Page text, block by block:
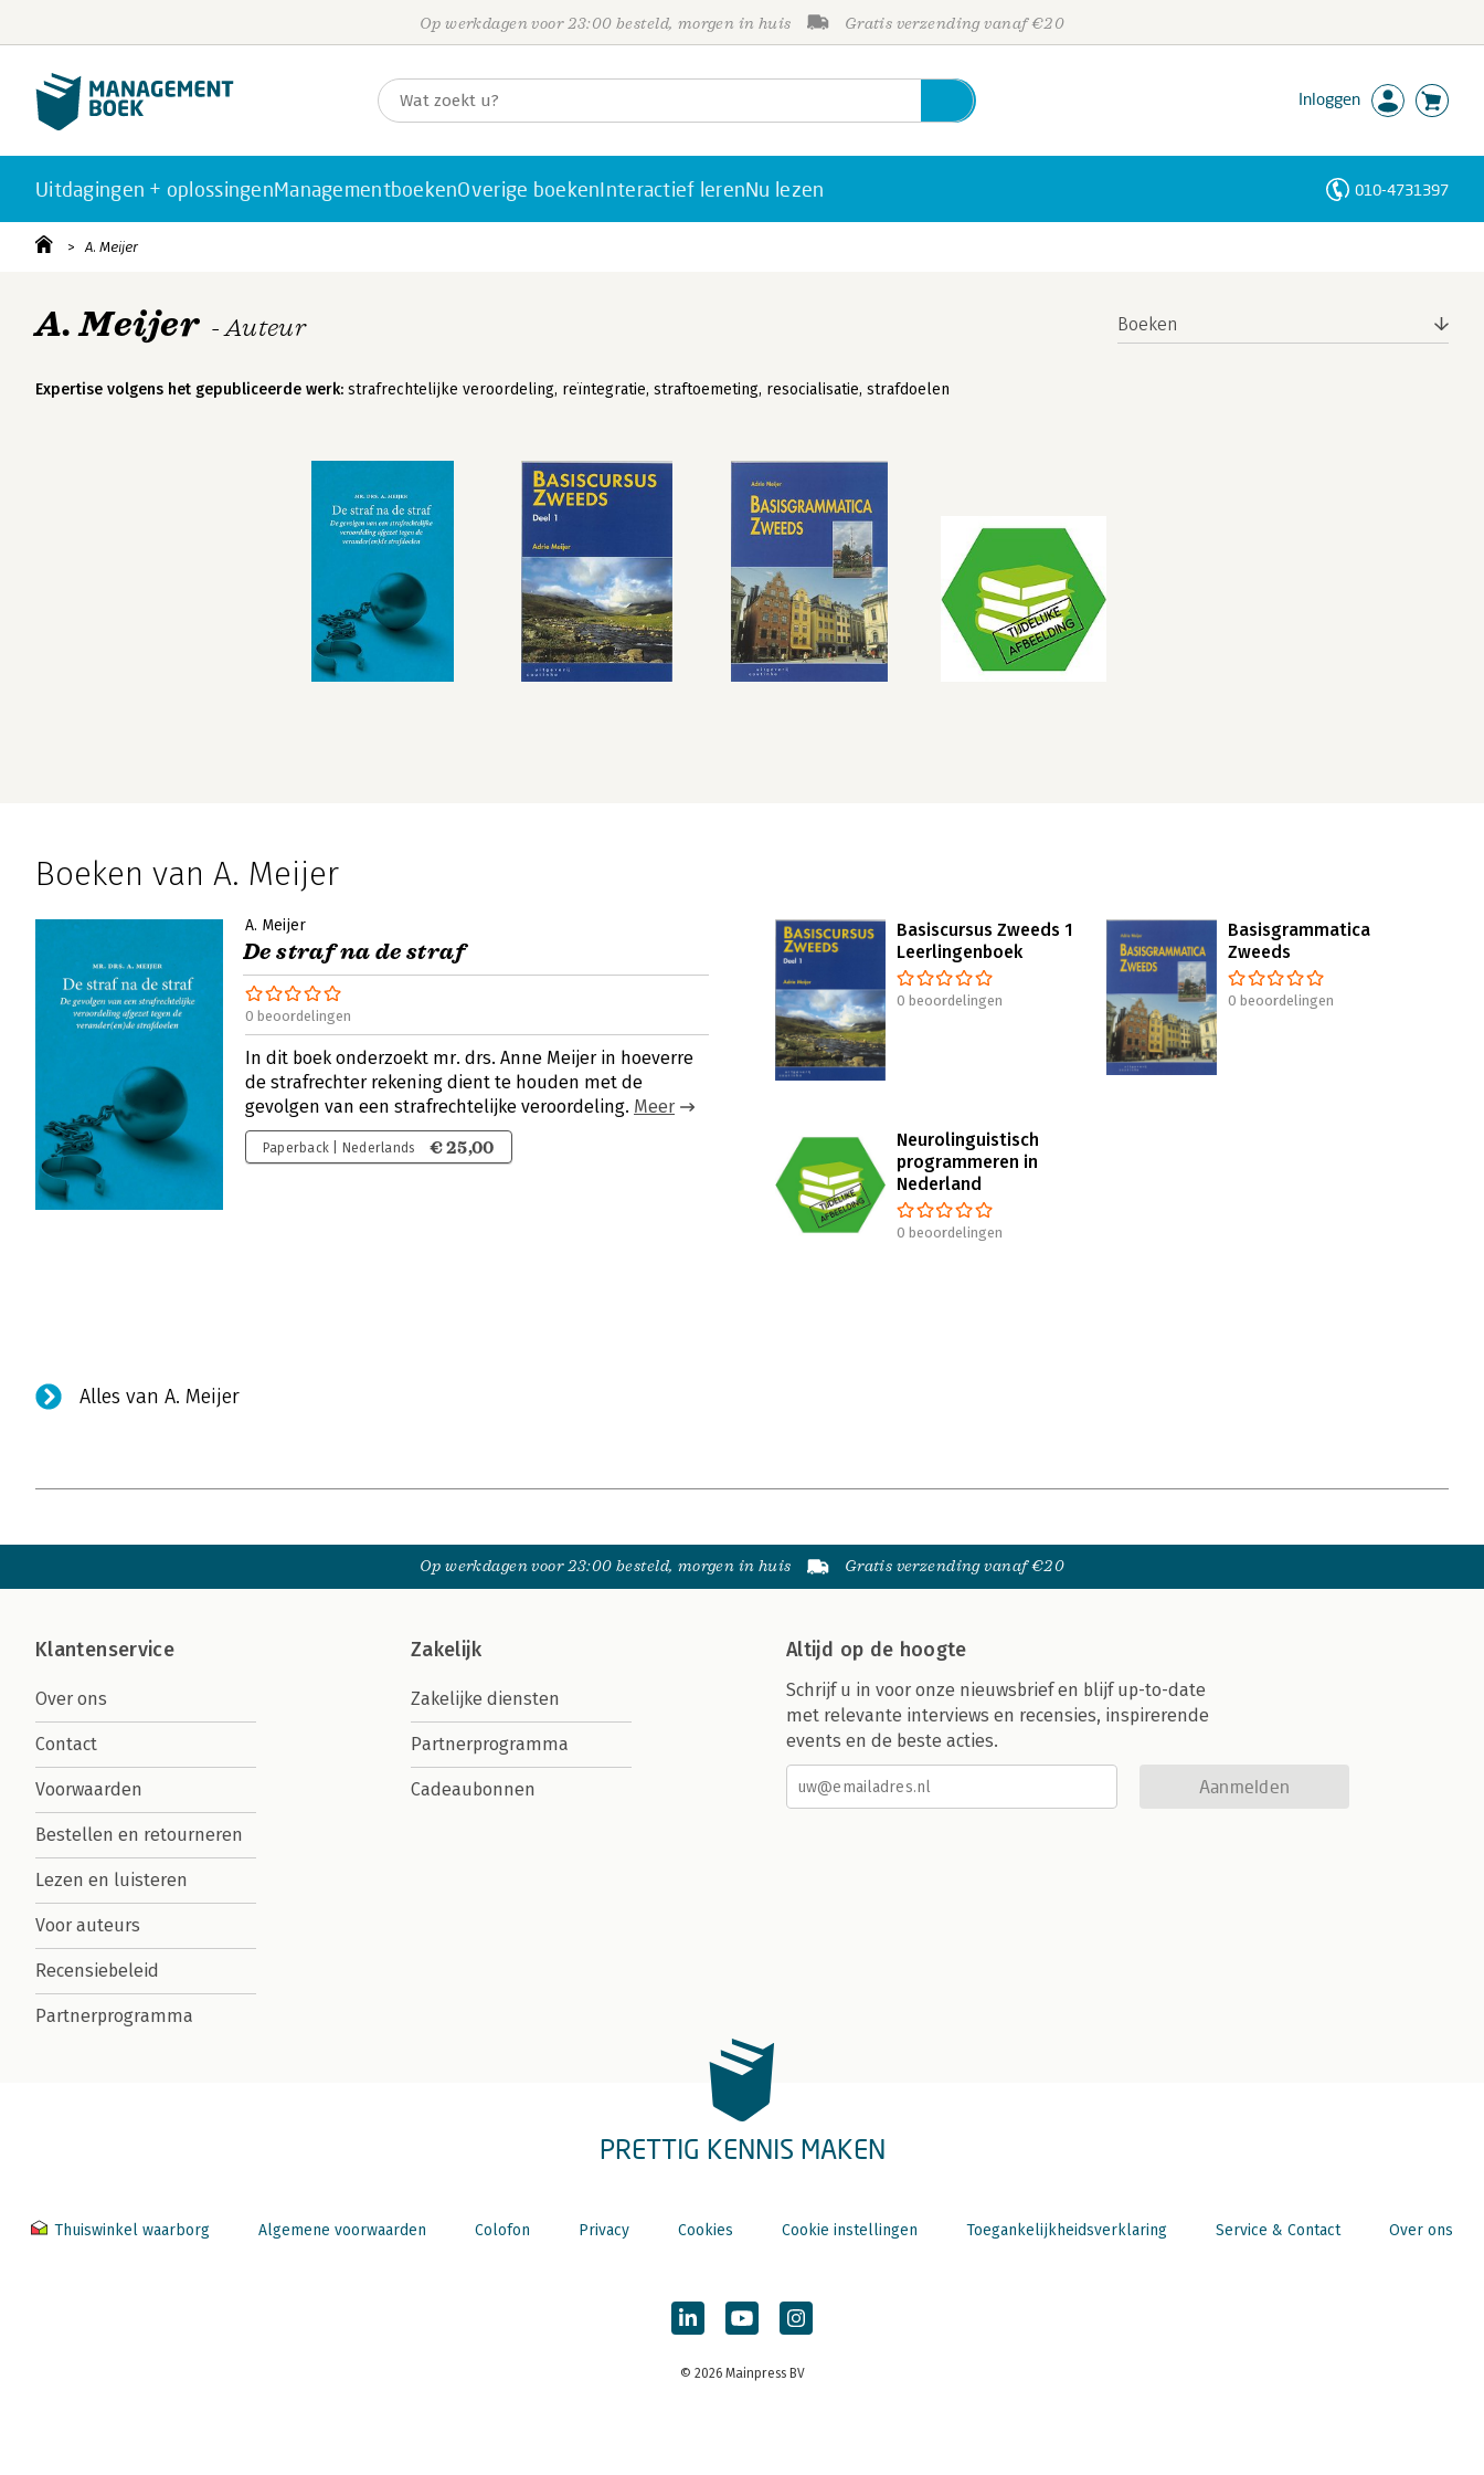
Op werkdagen voor 23:00 besteld, morgen in huis Gratis verzending vanaf €20
Inloggen
Uitdagingen + oplossingenManagementboekenOverige boekenInteractief lerenNu lezen 010-4731397
A. Meijer
A. Meijer - Auteur
Expertise volgens het gepubliceerde werk: strafrechtelijke veroordeling, reïntegratie, straftoemeting, resocialisatie, strafdoelen
Boeken
Boeken van A. Meijer
A. Meijer
De straf na de straf
0 beoordelingen
In dit boek onderzoekt mr. drs. Anne Meijer in hoeverre
de strafrechter rekening dient te houden met de
gevolgen van een strafrechtelijke veroordeling. Meer
Paperback | Nederlands € 25,00
Basiscursus Zweeds 1
Leerlingenboek
0 beoordelingen
Basisgrammatica
Zweeds
0 beoordelingen
Neurolinguistisch
programmeren in
Nederland
0 beoordelingen
Alles van A. Meijer
Op werkdagen voor 23:00 besteld, morgen in huis Gratis verzending vanaf €20
Klantenservice
Over ons
Contact
Voorwaarden
Bestellen en retourneren
Lezen en luisteren
Voor auteurs
Recensiebeleid
Partnerprogramma
Zakelijk
Zakelijke diensten
Partnerprogramma
Cadeaubonnen
Altijd op de hoogte
Schrijf u in voor onze nieuwsbrief en blijf up-to-date
met relevante interviews en recensies, inspirerende
events en de beste acties.
Aanmelden
PRETTIG KENNIS MAKEN
Thuiswinkel waarborg Algemene voorwaarden Colofon Privacy Cookies Cookie instellingen Toegankelijkheidsverklaring Service & Contact Over ons
© 2026 Mainpress BV
Personen